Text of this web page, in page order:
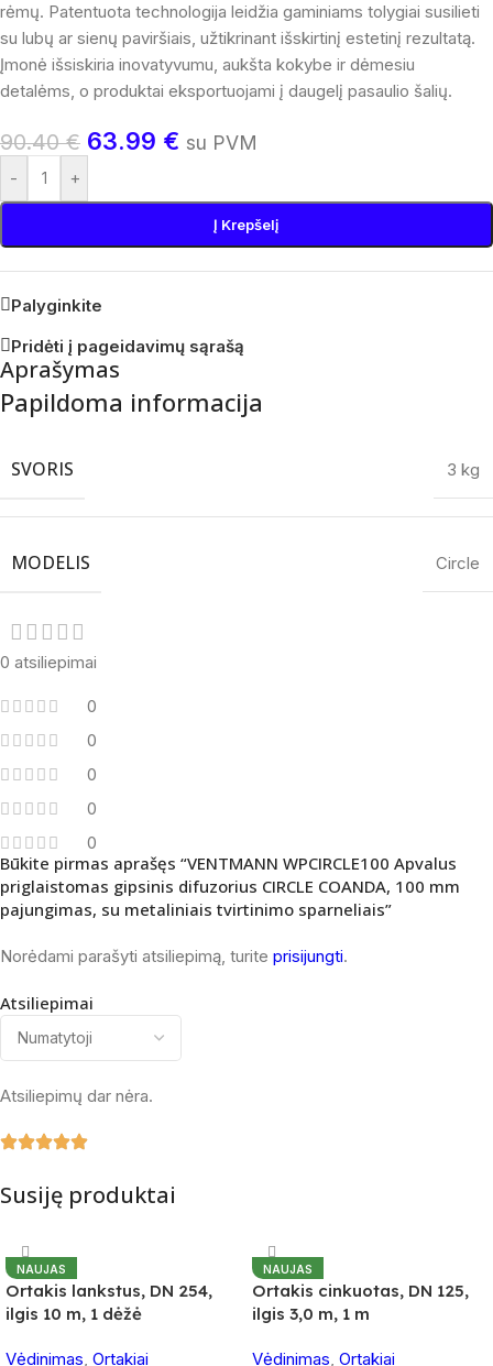
rėmų. Patentuota technologija leidžia gaminiams tolygiai susilieti
su lubų ar sienų paviršiais, užtikrinant išskirtinį estetinį rezultatą.
Įmonė išsiskiria inovatyvumu, aukšta kokybe ir dėmesiu
detalėms, o produktai eksportuojami į daugelį pasaulio šalių.
90.40€ 63.99 € su PVM
- +
Į Krepšelį
Palyginkite
Pridėti į pageidavimų sąrašą
Aprašymas
Papildoma informacija
SVORIS 3 kg
MODELIS Circle
0 atsiliepimai
0
0
0
0
0
Atsiliepimai
Atsiliepimų dar nėra.
Būkite pirmas aprašęs “VENTMANN WPCIRCLE100 Apvalus
priglaistomas gipsinis difuzorius CIRCLE COANDA, 100 mm
pajungimas, su metaliniais tvirtinimo sparneliais”
Norėdami parašyti atsiliepimą, turite prisijungti.
Susiję produktai
NAUJAS
Ortakis lankstus, DN 254,
ilgis 10 m, 1 dėžė
Vėdinimas, Ortakiai
NAUJAS
Ortakis cinkuotas, DN 125,
ilgis 3,0 m, 1 m
Vėdinimas, Ortakiai